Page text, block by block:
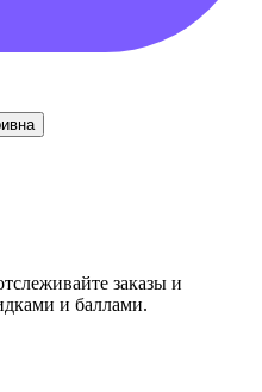
заказы и
и баллами.